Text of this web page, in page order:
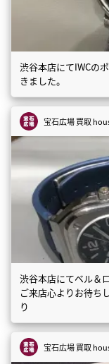
渋谷本店にてIWCの
きました。
宝石広場 買取
渋谷本店にてベル＆
ご来店心よりお待ち
り
宝石広場 買取